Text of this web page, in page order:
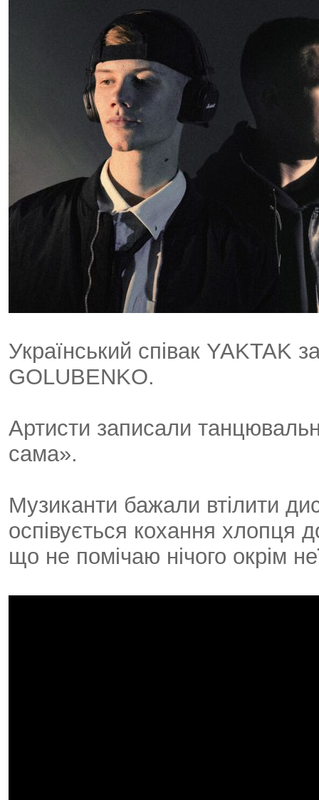
Український співак YAKTAK
GOLUBENKO.
Артисти записали
сама».
Музиканти бажали втілити
оспівується кохання хлопця
що не помічаю нічого окрім